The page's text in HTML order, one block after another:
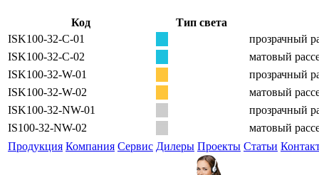
Код
Тип света
ISK100-32-C-01
прозрачный
ISK100-32-C-02
матовый
ISK100-32-W-01
прозрачный
ISK100-32-W-02
матовый
ISK100-32-NW-01
прозрачный
IS100-32-NW-02
матовый
Продукция Компания Сервис Дилеры Проекты Статьи